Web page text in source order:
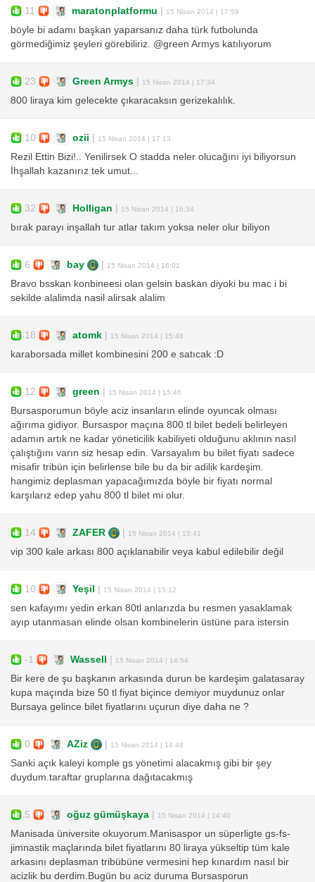
11 maratonplatformu | 15 Nisan 2014 | 17:59
böyle bi adamı başkan yaparsanız daha türk futbolunda
görmediğimiz şeyleri görebiliriz. @green Armys katılıyorum
23 Green Armys | 15 Nisan 2014 | 17:34
800 liraya kim gelecekte çıkaracaksın gerizekalılık.
10 ozii | 15 Nisan 2014 | 17:13
Rezil Ettin Bizi!.. Yenilirsek O stadda neler olucağını iyi biliyorsun
İhşallah kazanırız tek umut...
32 Holligan | 15 Nisan 2014 | 16:34
bırak parayı inşallah tur atlar takım yoksa neler olur biliyon
6 bay | 15 Nisan 2014 | 16:01
Bravo bsskan konbineesi olan gelsin baskan diyoki bu mac i bi
sekilde alalimda nasil alirsak alalim
18 atomk | 15 Nisan 2014 | 15:48
karaborsada millet kombinesini 200 e satıcak :D
12 green | 15 Nisan 2014 | 15:46
Bursasporumun böyle aciz insanların elinde oyuncak olması
ağırıma gidiyor. Bursaspor maçına 800 tl bilet bedeli belirleyen
adamın artık ne kadar yöneticilik kabiliyeti olduğunu aklının nasıl
çalıştığını varın siz hesap edin. Varsayalım bu bilet fiyatı sadece
misafir tribün için belirlense bile bu da bir adilik kardeşim.
hangimiz deplasman yapacağımızda böyle bir fiyatı normal
karşılarız edep yahu 800 tl bilet mi olur.
14 ZAFER | 15 Nisan 2014 | 15:41
vip 300 kale arkası 800 açıklanabilir veya kabul edilebilir değil
10 Yeşil | 15 Nisan 2014 | 15:12
sen kafayımı yedin erkan 80tl anlarızda bu resmen yasaklamak
ayıp utanmasan elinde olsan kombinelerin üstüne para istersin
-1 Wassell | 15 Nisan 2014 | 14:54
Bir kere de şu başkanın arkasında durun be kardeşim galatasaray
kupa maçında bize 50 tl fiyat biçince demiyor muydunuz onlar
Bursaya gelince bilet fiyatlarını uçurun diye daha ne ?
0 AZiz | 15 Nisan 2014 | 14:48
Sanki açık kaleyi komple gs yönetimi alacakmış gibi bir şey
duydum.taraftar gruplarına dağıtacakmış
5 oğuz gümüşkaya | 15 Nisan 2014 | 14:40
Manisada üniversite okuyorum.Manisaspor un süperligte gs-fs-
jimnastik maçlarında bilet fiyatlarını 80 liraya yükseltip tüm kale
arkasını deplasman tribübüne vermesini hep kınardım nasıl bir
acizlik bu derdim.Bugün bu aciz duruma Bursasporun